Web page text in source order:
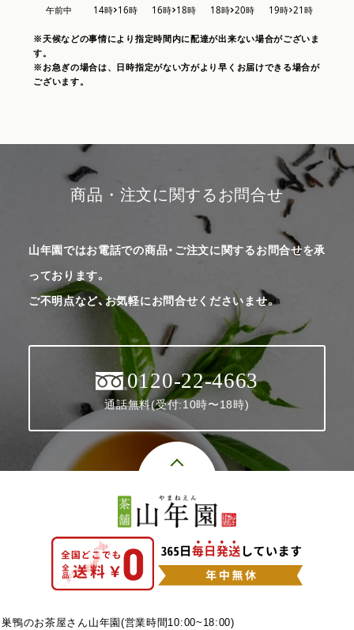
※天候などの事情により指定時間内に配達が出来ない場合がございま
す。
※お急ぎの場合は、日時指定がない方がより早くお届けできる場合が
ございます。
商品・注文に関するお問合せ
山年園ではお電話での商品・ご注文に関するお問合せを承
っております。
ご不明点など、お気軽にお問合せくださいませ。
0120-22-4663
通話無料(受付:10時〜18時)
巣鴨のお茶屋さん山年園(営業時間10:00~18:00)